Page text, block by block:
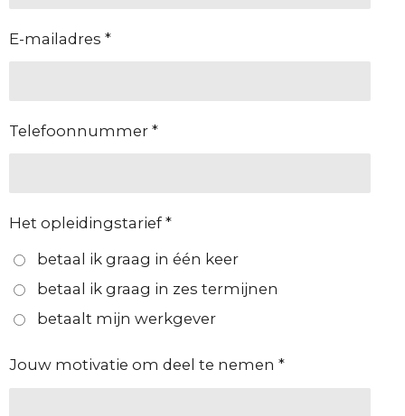
E-mailadres *
Telefoonnummer *
Het opleidingstarief *
betaal ik graag in één keer
betaal ik graag in zes termijnen
betaalt mijn werkgever
Jouw motivatie om deel te nemen *